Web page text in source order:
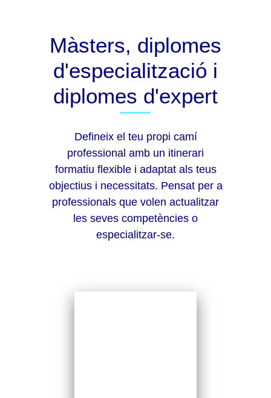
Màsters, diplomes
d'especialització i
diplomes d'expert
Defineix el teu propi camí
professional amb un itinerari
formatiu flexible i adaptat als teus
objectius i necessitats. Pensat per a
professionals que volen actualitzar
les seves competències o
especialitzar-se.